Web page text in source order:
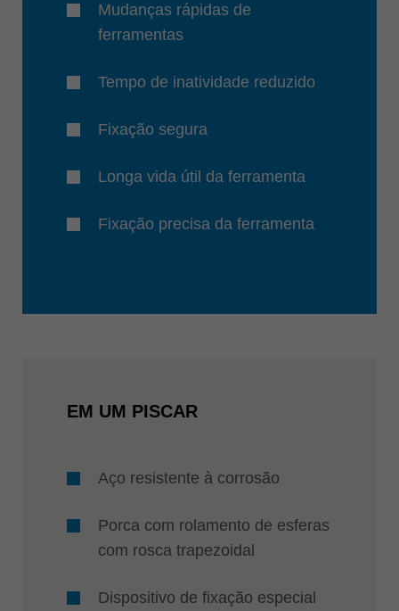
Mudanças rápidas de
ferramentas
Tempo de inatividade reduzido
Fixação segura
Longa vida útil da ferramenta
Fixação precisa da ferramenta
EM UM PISCAR
Aço resistente à corrosão
Porca com rolamento de esferas
com rosca trapezoidal
Dispositivo de fixação especial